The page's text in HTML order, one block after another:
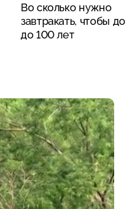
Во сколько нужно
завтракать, чтобы
до 100 лет